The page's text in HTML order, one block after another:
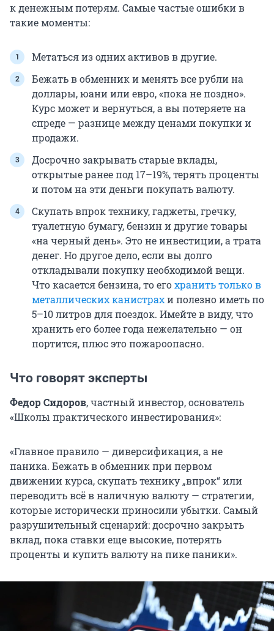
к денежным потерям. Самые частые ошибки в
такие моменты:
Метаться из одних активов в другие.
Бежать в обменник и менять все рубли на
доллары, юани или евро, «пока не поздно».
Курс может и вернуться, а вы потеряете на
спреде — разнице между ценами покупки и
продажи.
Досрочно закрывать старые вклады,
открытые ранее под 17–19%, терять проценты
и потом на эти деньги покупать валюту.
Скупать впрок технику, гаджеты, гречку,
туалетную бумагу, бензин и другие товары
«на черный день». Это не инвестиции, а трата
денег. Но другое дело, если вы долго
откладывали покупку необходимой вещи.
Что касается бензина, то егохранить только в
металлических канистрахи полезно иметь по
5–10 литров для поездок. Имейте в виду, что
хранить его более года нежелательно — он
портится, плюс это пожароопасно.
Что говорят эксперты
Федор Сидоров, частный инвестор, основатель
«Школы практического инвестирования»:
«Главное правило — диверсификация, а не
паника. Бежать в обменник при первом
движении курса, скупать технику „впрок“ или
переводить всё в наличную валюту — стратегии,
которые исторически приносили убытки. Самый
разрушительный сценарий: досрочно закрыть
вклад, пока ставки еще высокие, потерять
проценты и купить валюту на пике паники».